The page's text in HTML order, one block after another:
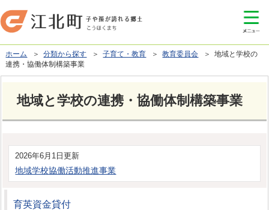
ホーム ＞分類から探す ＞子育て・教育 ＞教育委員会 ＞ 地域と学校の
連携・協働体制構築事業
地域と学校の連携・協働体制構築事業
2026年6月1日更新
地域学校協働活動推進事業
育英資金貸付